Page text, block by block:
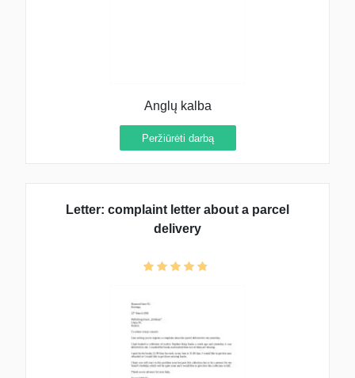
Anglų kalba
Peržiūrėti darbą
Letter: complaint letter about a parcel
delivery